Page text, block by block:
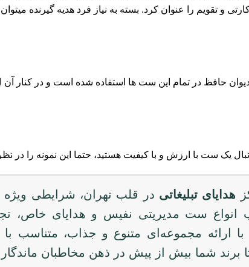
و تقویم را عنوان کرد. بسته به نیاز فرد هدیه گیرنده میتوان
حافظ در تمام این ست ها استفاده شده است و در کنار
یک ست با ارزش و با کیفیت هستید، حتما این نمونه را در
هدایای تبلیغاتی در قلب تهران، شرایطی
انواع ست مدیریتی نفیس و هدایای خاص،
ارائه مجموعه‌ای متنوع و جذاب، متناسب
برند شما بیش از پیش در ذهن مخاطبان